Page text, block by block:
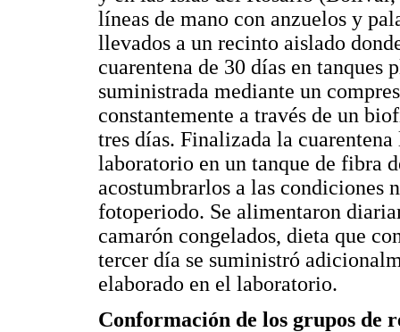
líneas de mano con anzuelos y
llevados a un recinto aislado
cuarentena de 30 días en
suministrada mediante un
constantemente a través de un
tres días. Finalizada la
laboratorio en un tanque de fibra
acostumbrarlos a las condiciones
fotoperiodo. Se alimentaron
camarón congelados, dieta que
tercer día se suministró
elaborado en el laboratorio.
Conformación de los grupos de